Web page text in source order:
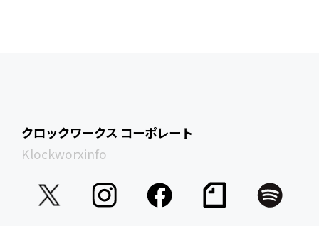
クロックワークス コーポレート
Klockworxinfo